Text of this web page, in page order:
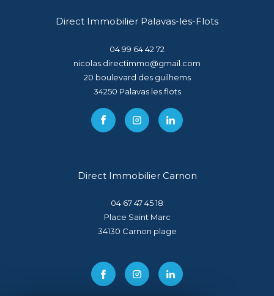
Direct Immobilier Palavas-les-Flots
04 99 64 42 72
nicolas.directimmo@gmail.com
20 boulevard des guilhems
34250
palavas les flots
Direct Immobilier Carnon
04 67 47 45 18
Place Saint Marc
34130
carnon plage